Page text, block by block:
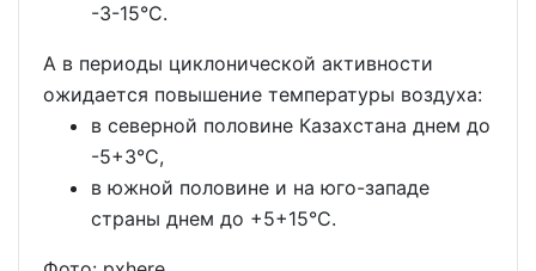
-3-15°С.
А в периоды циклонической активности
ожидается повышение температуры воздуха:
в северной половине Казахстана днем до
-5+3°С,
в южной половине и на юго-западе
страны днем до +5+15°С.